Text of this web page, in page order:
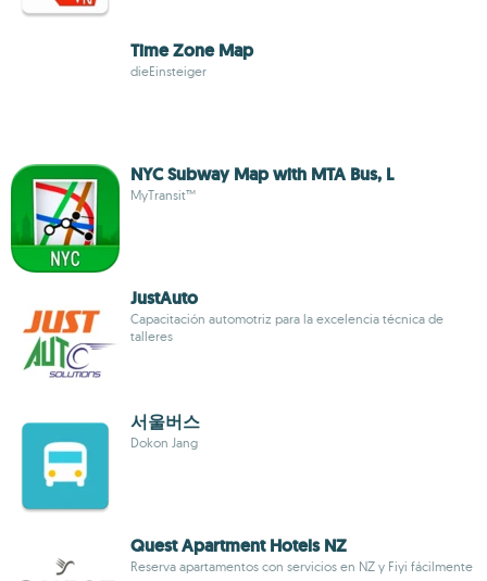
Time Zone Map
dieEinsteiger
NYC Subway Map with MTA Bus, L
MyTransit™
JustAuto
Capacitación automotriz para la excelencia técnica de
talleres
서울버스
Dokon Jang
Quest Apartment Hotels NZ
Reserva apartamentos con servicios en NZ y Fiyi fácilmente